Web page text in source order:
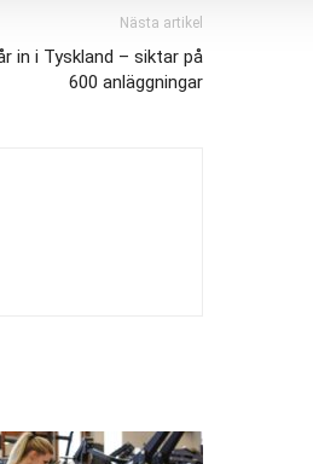
Nästa artikel
in i Tyskland – siktar på
600 anläggningar